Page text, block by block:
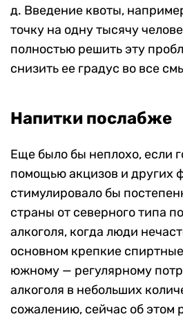
д. Введение квоты,
точку на одну тысячу
полностью решить эту
снизить ее градус во все
Напитки послабже
Еще было бы неплохо, если
помощью акцизов и других
стимулировало бы
страны от северного типа
алкоголя, когда люди
основном крепкие
южному — регулярному
алкоголя в небольших
сожалению, сейчас об этом